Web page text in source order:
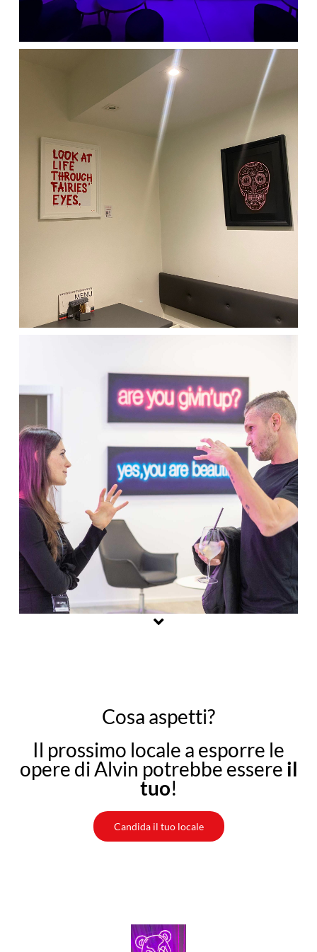
Cosa aspetti?
Il prossimo locale a esporre le
opere di Alvin potrebbe essere il
tuo!
Candida il tuo locale